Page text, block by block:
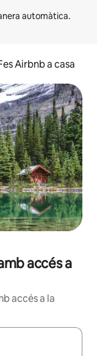
Airbnb a casa
accés a
accés a la
navegar-hi a